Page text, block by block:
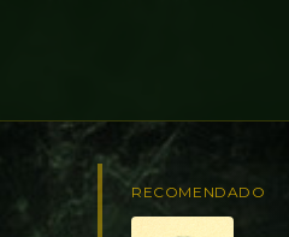
RECOMENDADO